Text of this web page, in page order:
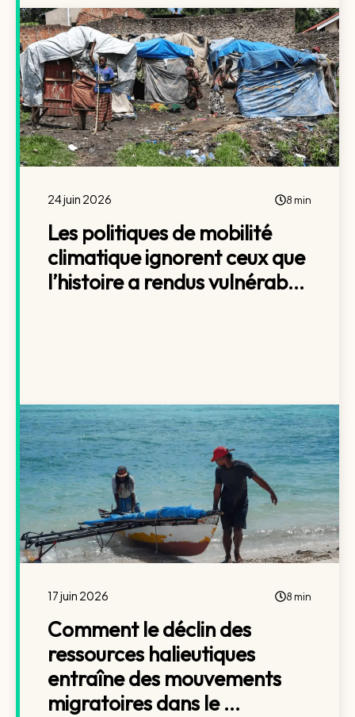
24 juin 2026 8 min
Les politiques de mobilité
climatique ignorent ceux que
l’histoire a rendus vulnérab...
17 juin 2026 8 min
Comment le déclin des
ressources halieutiques
entraîne des mouvements
migratoires dans le ...